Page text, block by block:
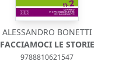
ALESSANDRO BONETTI
FACCIAMOCI LE STORIE
9788810621547